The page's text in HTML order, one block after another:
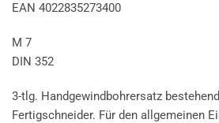
EAN 4022835273400
M 7
DIN 352
3-tlg. Handgewindbohrersatz
Fertigschneider. Für den allgemeinen